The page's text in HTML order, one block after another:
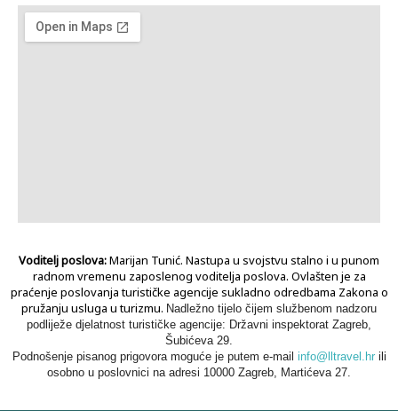
Voditelj poslova:Marijan Tunić. Nastupa u svojstvu stalno i u punom
radnom vremenu zaposlenog voditelja poslova. Ovlašten je za
praćenje poslovanja turističke agencije sukladno odredbama Zakona o
pružanju usluga u turizmu. Nadležno tijelo čijem službenom nadzoru
podliježe djelatnost turističke agencije: Državni inspektorat Zagreb,
Šubićeva 29.
Podnošenje pisanog prigovora moguće je putem e-mail info@lltravel.hrili
osobno u poslovnici na adresi 10000 Zagreb, Martićeva 27.